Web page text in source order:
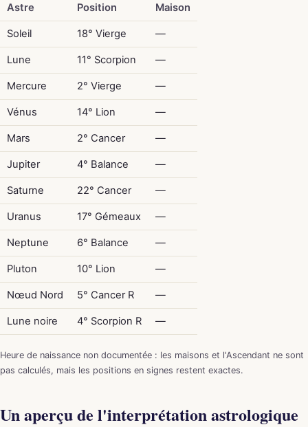
Astre Position Maison
Soleil 18° Vierge —
Lune 11° Scorpion —
Mercure 2° Vierge —
Vénus 14° Lion —
Mars 2° Cancer —
Jupiter 4° Balance —
Saturne 22° Cancer —
Uranus 17° Gémeaux —
Neptune 6° Balance —
Pluton 10° Lion —
Nœud Nord 5° Cancer R —
Lune noire 4° Scorpion R —
Heure de naissance non documentée : les maisons et l'Ascendant ne sont
pas calculés, mais les positions en signes restent exactes.
Un aperçu de l'interprétation astrologique